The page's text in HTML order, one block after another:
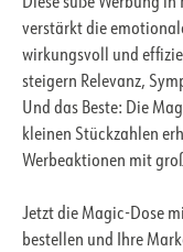
Diese süße Werbung
verstärkt die
wirkungsvoll und
steigern Relevanz,
Und das Beste: Die
kleinen Stückzahlen
Werbeaktionen mit
Jetzt die Magic-Dose
bestellen und Ihre